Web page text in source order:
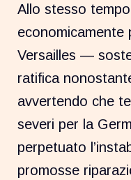
Allo stesso
economicamente
Versailles —
ratifica
avvertendo che
severi per la
perpetuato
promosse